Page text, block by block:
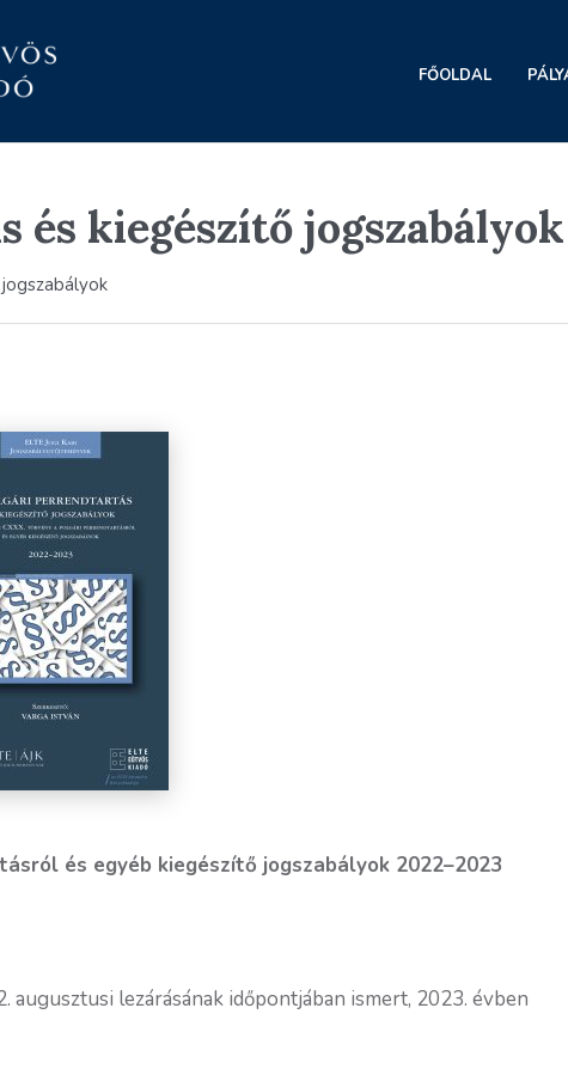
FŐOLDAL
kiegészítő jogszabályok
és egyéb kiegészítő jogszabályok 2022–2023
lezárásának időpontjában ismert, 2023. évben